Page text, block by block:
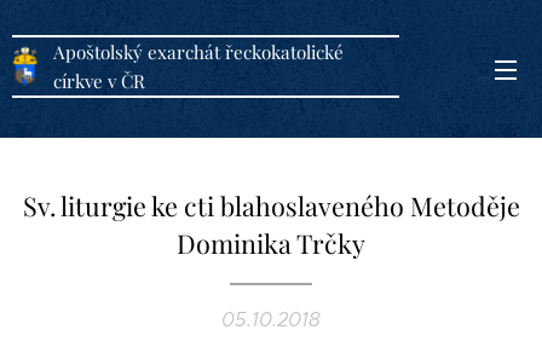
Apoštolský exarchát řeckokatolické
církve v ČR
Sv. liturgie ke cti blahoslaveného Metoděje
Dominika Trčky
05.10.2018